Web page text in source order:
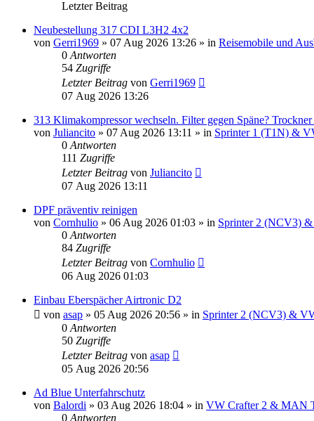
Letzter Beitrag
Neubestellung 317 CDI L3H2 4x2
von Gerri1969 » 07 Aug 2026 13:26 » in Reisemobile und
0 Antworten
54 Zugriffe
Letzter Beitrag von Gerri1969
07 Aug 2026 13:26
313 Klimakompressor wechseln. Filter gegen Späne?
von Juliancito » 07 Aug 2026 13:11 » in Sprinter 1 (T1N) &
0 Antworten
111 Zugriffe
Letzter Beitrag von Juliancito
07 Aug 2026 13:11
DPF präventiv reinigen
von Cornhulio » 06 Aug 2026 01:03 » in Sprinter 2 (NCV3)
0 Antworten
84 Zugriffe
Letzter Beitrag von Cornhulio
06 Aug 2026 01:03
Einbau Eberspächer Airtronic D2
von asap » 05 Aug 2026 20:56 » in Sprinter 2 (NCV3) &
0 Antworten
50 Zugriffe
Letzter Beitrag von asap
05 Aug 2026 20:56
Ad Blue Unterfahrschutz
von Balordi » 03 Aug 2026 18:04 » in VW Crafter 2 & MAN
0 Antworten